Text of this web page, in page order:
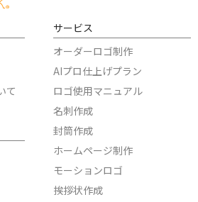
て
サービス
オーダーロゴ制作
AIプロ仕上げプラン
ロゴ使用マニュアル
名刺作成
封筒作成
ホームページ制作
モーションロゴ
挨拶状作成